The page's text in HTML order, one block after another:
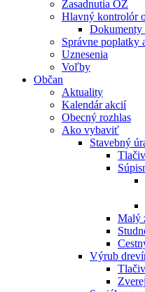
Zasadnutia OZ
Hlavný kontrolór
Dokumenty
Správne poplatky
Uznesenia
Voľby
Občan
Aktuality
Kalendár akcií
Obecný rozhlas
Ako vybaviť
Stavebný
Malý
Výrub